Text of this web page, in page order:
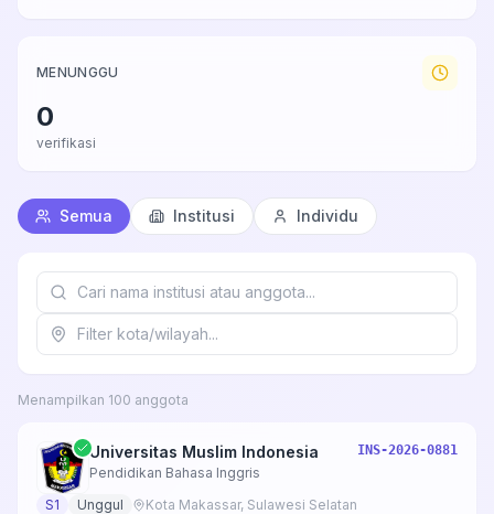
MENUNGGU
0
verifikasi
Semua Institusi Individu
Menampilkan 100 anggota
Universitas Muslim Indonesia
Pendidikan Bahasa Inggris
INS-2026-0881
S1 Unggul Kota Makassar, Sulawesi Selatan